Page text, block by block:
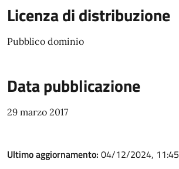
Licenza di distribuzione
Pubblico dominio
Data pubblicazione
29 marzo 2017
Ultimo aggiornamento: 04/12/2024, 11:45